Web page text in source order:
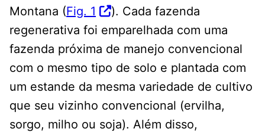
Montana (Fig. 1
). Cada fazenda
regenerativa foi emparelhada com uma
fazenda próxima de manejo convencional
com o mesmo tipo de solo e plantada com
um estande da mesma variedade de cultivo
que seu vizinho convencional (ervilha,
sorgo, milho ou soja). Além disso,